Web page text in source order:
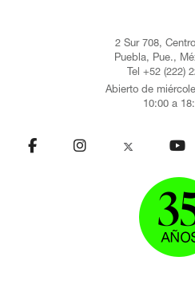
2 Sur 708,
Puebla, Pue.,
Tel +52 (222)
Abierto de
10:00 a